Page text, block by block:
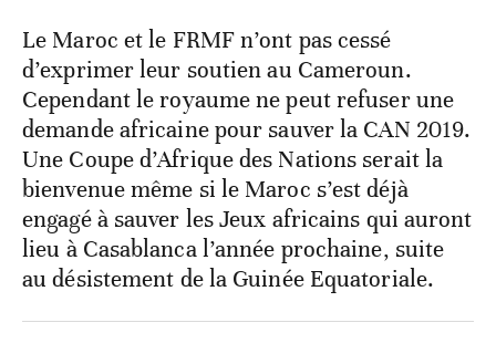
Le Maroc et le FRMF n’ont pas cessé
d’exprimer leur soutien au Cameroun.
Cependant le royaume ne peut refuser une
demande africaine pour sauver la CAN 2019.
Une Coupe d’Afrique des Nations serait la
bienvenue même si le Maroc s’est déjà
engagé à sauver les Jeux africains qui auront
lieu à Casablanca l’année prochaine, suite
au désistement de la Guinée Equatoriale.